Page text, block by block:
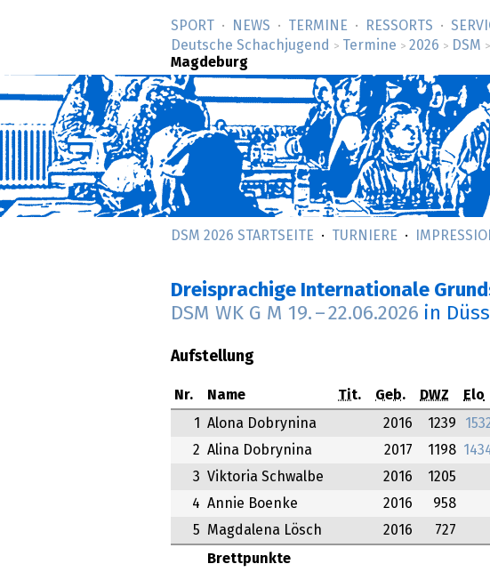
SPORT NEWS TERMINE RESSORTS
Deutsche Schachjugend
> Termine > 2026 > DSM >
Magdeburg
DSM 2026 STARTSEITE TURNIERE
Dreisprachige Internationale
DSM WK G M 19. –22.06.2026 in
Aufstellung
Nr. Name Tit. Geb. DWZ Elo
Brettpunkte
1 Alona Dobrynina 2016 1239
2 Alina Dobrynina 2017 1198
3 Viktoria Schwalbe 2016 1205
4 Annie Boenke 2016 958
5
Magdalena Lösch 2016 727